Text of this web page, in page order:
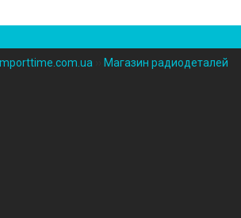
Магазин радиодеталей